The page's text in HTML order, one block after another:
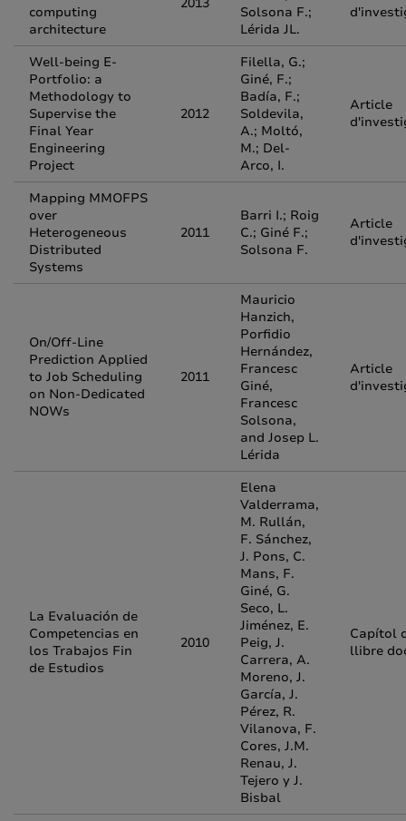
computing
architecture
Solsona F.;
Lérida JL.
Well-being E-
Portfolio: a
Methodology to
Supervise the
Final Year
Engineering
Project
2012
Filella, G.;
Giné, F.;
Badía, F.;
Soldevila,
A.; Moltó,
M.; Del-
Arco, I.
Article
Mapping MMOFPS
over
Heterogeneous
Distributed
Systems
2011
Barri I.; Roig
C.; Giné F.;
Solsona F.
Article
On/Off-Line
Prediction Applied
to Job Scheduling
on Non-Dedicated
NOWs
2011
Mauricio
Hanzich,
Porfidio
Hernández,
Francesc
Giné,
Francesc
Solsona,
and Josep L.
Lérida
Article
La Evaluación de
Competencias en
los Trabajos Fin
de Estudios
2010
Elena
Valderrama,
M. Rullán,
F. Sánchez,
J. Pons, C.
Mans, F.
Giné, G.
Seco, L.
Jiménez, E.
Peig, J.
Carrera, A.
Moreno, J.
García, J.
Pérez, R.
Vilanova, F.
Cores, J.M.
Renau, J.
Tejero y J.
Bisbal
Capítol
llibre